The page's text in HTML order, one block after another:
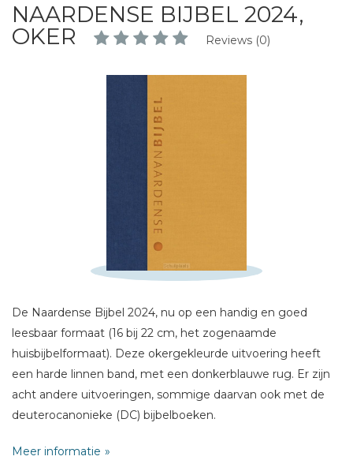
NAARDENSE BIJBEL 2024,
OKER
Reviews (0)
De Naardense Bijbel 2024, nu op een handig en goed
leesbaar formaat (16 bij 22 cm, het zogenaamde
huisbijbelformaat). Deze okergekleurde uitvoering heeft
een harde linnen band, met een donkerblauwe rug. Er zijn
acht andere uitvoeringen, sommige daarvan ook met de
deuterocanonieke (DC) bijbelboeken.
Deze dertiende druk is de definitieve vertaling; de
Meer informatie
Schrijf hieronder je review!
E-mail *
Titel *
Bericht *